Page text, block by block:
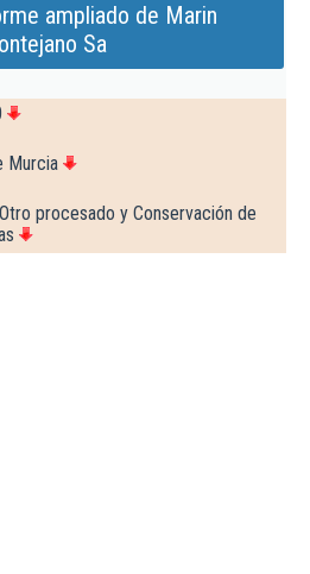
ampliado de Marin
Sa
Murcia
procesado y Conservación de